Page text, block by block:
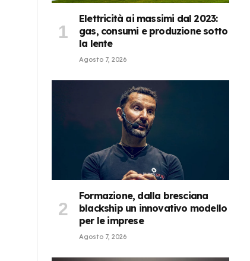
Elettricità ai massimi dal 2023:
gas, consumi e produzione sotto
la lente
Agosto 7, 2026
Formazione, dalla bresciana
blackship un innovativo modello
per le imprese
Agosto 7, 2026